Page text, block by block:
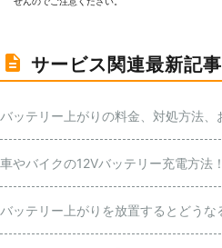
サービス関連最新記事
バッテリー上がりの料金、対処方法
車やバイクの12Vバッテリー充電方法
バッテリー上がりを放置するとどう